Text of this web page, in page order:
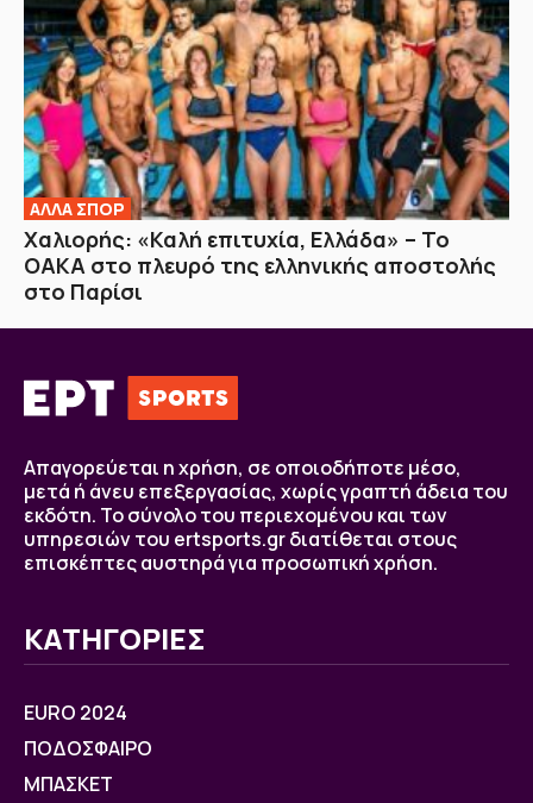
ΑΛΛΑ ΣΠΟΡ
Χαλιορής: «Καλή επιτυχία, Ελλάδα» – Το
ΟΑΚΑ στο πλευρό της ελληνικής αποστολής
στο Παρίσι
Απαγορεύεται η χρήση, σε οποιοδήποτε μέσο,
μετά ή άνευ επεξεργασίας, χωρίς γραπτή άδεια του
εκδότη. Το σύνολο του περιεχομένου και των
υπηρεσιών του ertsports.gr διατίθεται στους
επισκέπτες αυστηρά για προσωπική χρήση.
ΚΑΤΗΓΟΡΙΕΣ
EURO 2024
ΠΟΔΟΣΦΑΙΡΟ
ΜΠΑΣΚΕΤ